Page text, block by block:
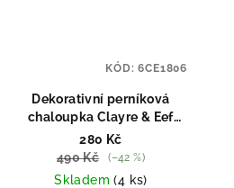
Dekorativní perníková
chaloupka Clayre & Eef
6CE1806
280 Kč
490 Kč
(–42 %)
Skladem(4 ks)
KÓD:6CE1806